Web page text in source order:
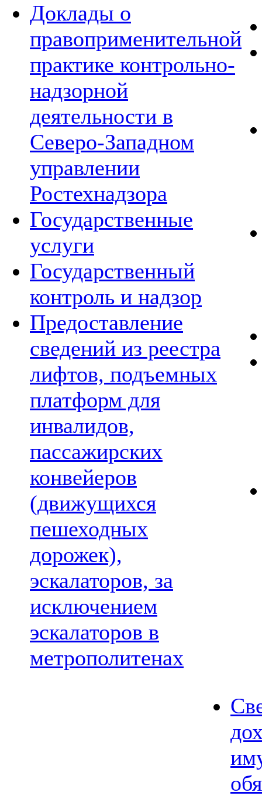
Доклады о
правоприменительной
практике контрольно-
надзорной
деятельности в
Северо-Западном
управлении
Ростехнадзора
Государственные
услуги
Государственный
контроль и надзор
Предоставление
сведений из реестра
лифтов, подъемных
платформ для
инвалидов,
пассажирских
конвейеров
(движущихся
пешеходных
дорожек),
эскалаторов, за
исключением
эскалаторов в
метрополитенах